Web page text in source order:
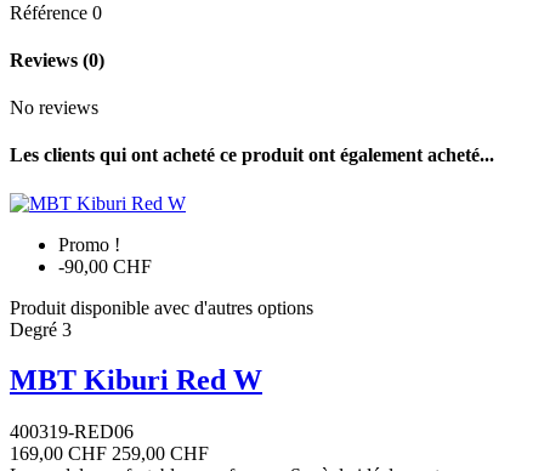
Référence 0
Reviews (0)
No reviews
Les clients qui ont acheté ce produit ont également acheté...
Promo !
-90,00 CHF
Produit disponible avec d'autres options
Degré 3
MBT Kiburi Red W
400319-RED06
169,00 CHF 259,00 CHF